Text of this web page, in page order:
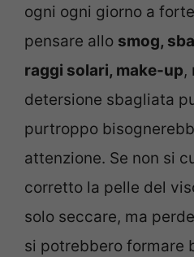
ogni ogni giorno a
pensare allo smog,
raggi solari, make-up,
detersione sbagliata
purtroppo
attenzione. Se non si
corretto la pelle del
solo seccare, ma
si potrebbero formare